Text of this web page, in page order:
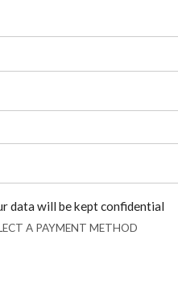
data will be kept confidential
A PAYMENT METHOD